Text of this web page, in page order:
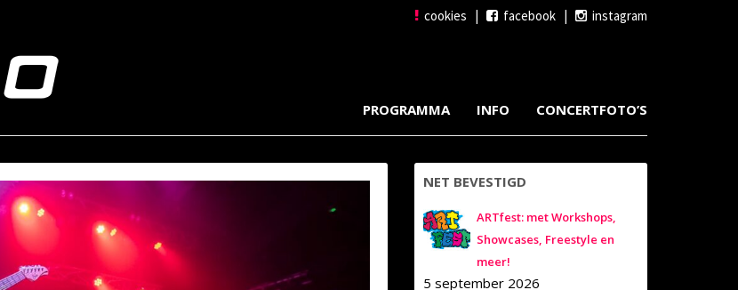
cookies | facebook | instagram
PROGRAMMA INFO CONCERTFOTO’S
NET BEVESTIGD
ARTfest: met Workshops,
Showcases, Freestyle en
meer!
5 september 2026